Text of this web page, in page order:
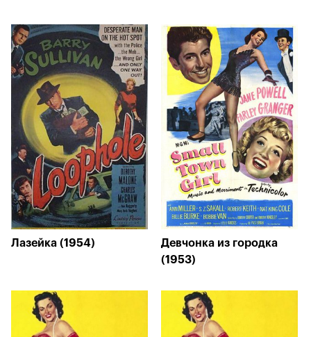
Лазейка (1954)
Девчонка из городка
(1953)